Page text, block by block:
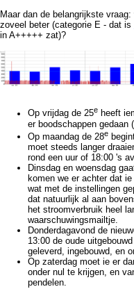
Maar dan de belangrijkste
zoveel beter (categorie E - dat is
in A+++++ zat)?
Op vrijdag de 25e heeft
er boodschappen gedaan
Op maandag de 28e
moet steeds langer
rond een uur of 18:00 's
Dinsdag en woensdag
komen we er achter dat
wat met de instellingen
dat natuurlijk al aan
het stroomverbruik heel
waarschuwingsmailtje.
Donderdagavond de
13:00 de oude
geleverd, ingebouwd, en
Op zaterdag moet ie er
onder nul te krijgen, en
pendelen.